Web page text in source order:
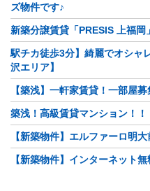
ズ物件です♪
新築分譲賃貸「PRESIS 上福岡」
駅チカ徒歩3分】綺麗でオシャ
沢エリア】
【築浅】一軒家賃貸！一部屋募
築浅！高級賃貸マンション！！
【新築物件】エルファーロ明
【新築物件】インターネット